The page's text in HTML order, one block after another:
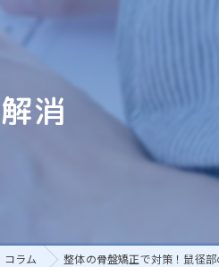
体のゆがみ
消
コラム 整体の骨盤矯正で対策！鼠径部